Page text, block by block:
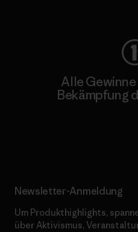
Alle
Bekämpfung
Newsletter-Anmeldung
Um Produkthighlights,
über Aktivismus,